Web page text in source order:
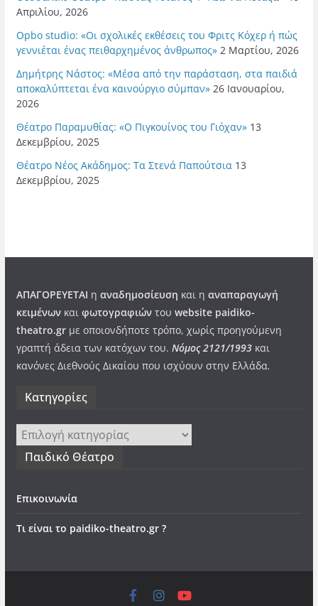
Απριλίου, 2026
Opbo studio: «Οι σχολικές εκθέσεις του Φριτς Κόχερ ή πώς
γεννιέται ένας πειθαρχημένος άνθρωπος» 2 Μαρτίου, 2026
Δημήτρης Νάστος: «Μέσα από την παράσταση, στα παιδιά
αποκαλύπτεται ένα καινούργιο σύμπαν» 26 Ιανουαρίου,
2026
Θέατρο Παραμυθίας: «Ο Πιγκουίνος του Γιόχαν» 13
Δεκεμβρίου, 2025
Θέατρο Νέος Ακάδημος: Τα Στενά Παπούτσια 13
Δεκεμβρίου, 2025
ΑΠΑΓΟΡΕΥΕΤΑΙ η αναδημοσίευση και η αναπαραγωγή
κειμένωνκαι φωτογραφιώντου website paidiko-
theatro.grμε οποιονδήποτε τρόπο, χωρίς προηγούμενη
γραπτή άδεια των κατόχων του. Νόμος 2121/1993και
κανόνες Διεθνούς Δικαίου που ισχύουν στην Ελλάδα.
Kατηγορίες
Kατηγορίες
Παιδικό Θέατρο
Επικοινωνία
Τι είναι το paidiko-theatro.gr ?